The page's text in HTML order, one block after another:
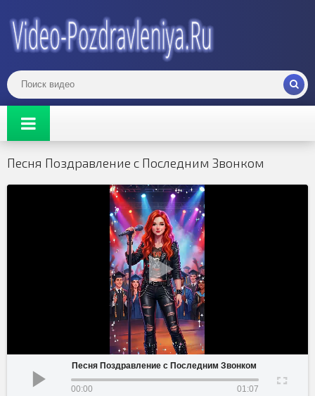
Песня Поздравление с Последним Звонком
Песня Поздравление с Последним Звонком
00:00 01:07